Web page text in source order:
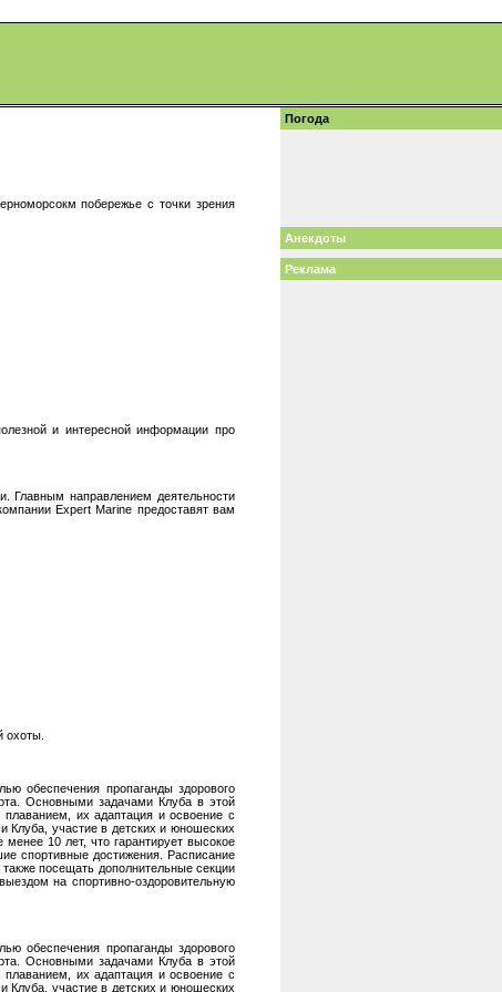
побережье с точки зрения
и интересной информации про
Главным направлением деятельности
Expert Marine предоставят вам
охоты.
обеспечения пропаганды здорового
Основными задачами Клуба в этой
плаванием, их адаптация и освоение с
Клуба, участие в детских и юношеских
10 лет, что гарантирует высокое
спортивные достижения. Расписание
посещать дополнительные секции
на спортивно-оздоровительную
обеспечения пропаганды здорового
Основными задачами Клуба в этой
плаванием, их адаптация и освоение с
Клуба, участие в детских и юношеских
Погода
Анекдоты
Реклама